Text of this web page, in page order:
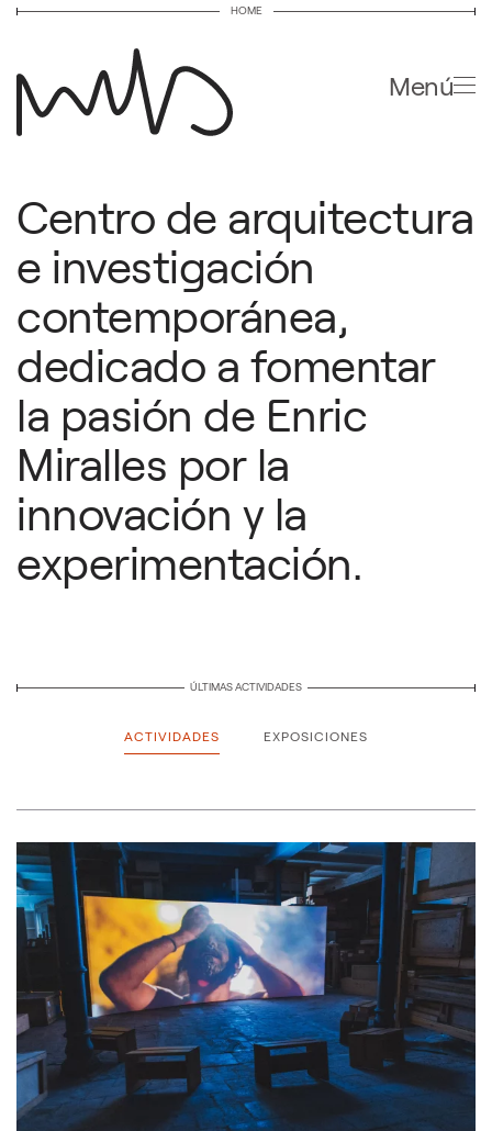
Ir al contenido principal
HOME
Menú
Centro de arquitectura
e investigación
contemporánea,
dedicado a fomentar
la pasión de Enric
Miralles por la
innovación y la
experimentación.
ÚLTIMAS ACTIVIDADES
ACTIVIDADES EXPOSICIONES